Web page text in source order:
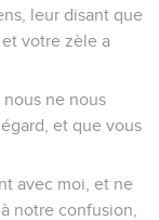
leur disant que
votre zèle a
ne nous
et que vous
avec moi, et ne
notre confusion,